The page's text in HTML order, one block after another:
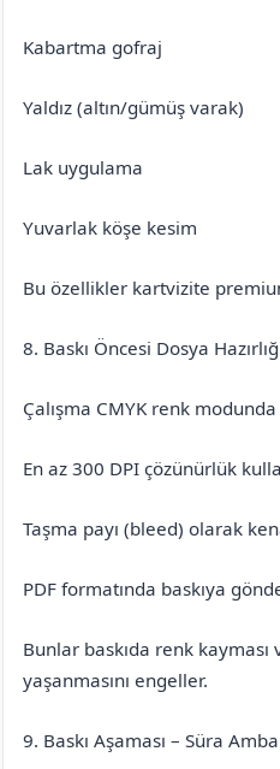
Kabartma gofraj
Yaldız (altın/gümüş varak)
Lak uygulama
Yuvarlak köşe kesim
Bu özellikler kartvizite
8. Baskı Öncesi Dosya
Çalışma CMYK renk modunda
En az 300 DPI çözünürlük
Taşma payı (bleed) olarak
PDF formatında baskıya
Bunlar baskıda renk kayması
yaşanmasını engeller.
9. Baskı Aşaması – Süra